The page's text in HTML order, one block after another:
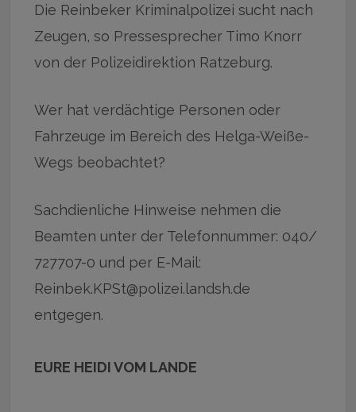
Die Reinbeker Kriminalpolizei sucht nach
Zeugen, so Pressesprecher Timo Knorr
von der Polizeidirektion Ratzeburg.
Wer hat verdächtige Personen oder
Fahrzeuge im Bereich des Helga-Weiße-
Wegs beobachtet?
Sachdienliche Hinweise nehmen die
Beamten unter der Telefonnummer: 040/
727707-0 und per E-Mail:
Reinbek.KPSt@polizei.landsh.de
entgegen.
EURE HEIDI VOM LANDE